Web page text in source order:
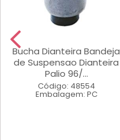
Bucha Dianteira Bandeja
de Suspensao Dianteira
Palio 96/...
Código: 48554
Embalagem: PC